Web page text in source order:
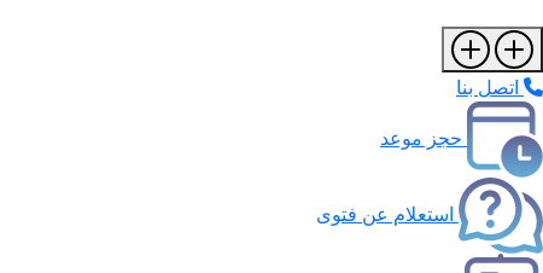
اتصل بنا
حجز موعد
استعلام عن فتوى